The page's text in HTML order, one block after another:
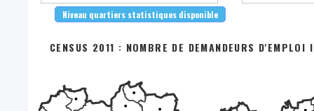
Niveau quartiers statistiques disponible
CENSUS 2011 : NOMBRE DE DEMANDEURS